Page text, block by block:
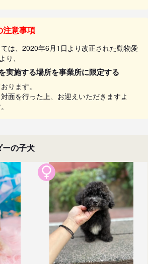
注意事項
は、2020年6月1日より改正された動物愛
、
実施する場所を事業所に限定する
ります。
面を行った上、お迎えいただきますよ
の子犬